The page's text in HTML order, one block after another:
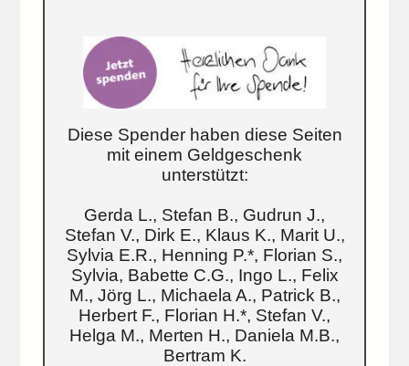
Diese Spender haben diese Seiten
mit einem Geldgeschenk
unterstützt:
Gerda L., Stefan B., Gudrun J.,
Stefan V., Dirk E., Klaus K., Marit U.,
Sylvia E.R., Henning P.*, Florian S.,
Sylvia, Babette C.G., Ingo L., Felix
M., Jörg L., Michaela A., Patrick B.,
Herbert F., Florian H.*, Stefan V.,
Helga M., Merten H., Daniela M.B.,
Bertram K.